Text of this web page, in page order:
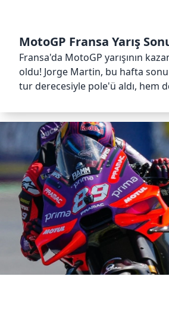
MotoGP Fransa Yarış
Fransa'da MotoGP yarışının
oldu! Jorge Martin, bu hafta
tur derecesiyle pole'ü aldı, hem